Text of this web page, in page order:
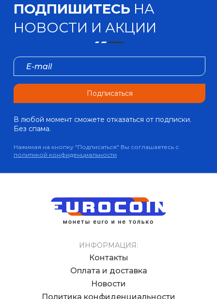
ПОДПИШИТЕСЬ НА
НОВОСТИ И АКЦИИ
Подписаться
В любой момент сможете отказаться от подписки.
Без спама.
Нажимая на кнопку "Подписаться" Вы соглашаетесь с
политикой конфиденциальности
ИНФОРМАЦИЯ:
Контакты
Оплата и доставка
Новости
Политика конфиденциальности